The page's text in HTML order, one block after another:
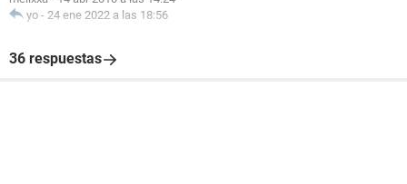
yo - 24 ene 2022 a las 18:56
36 respuestas